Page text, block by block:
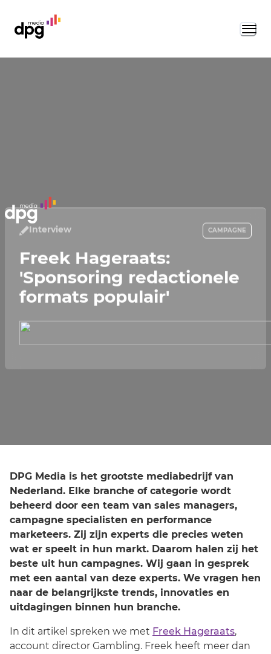
Interview CAMPAGNE
Freek Hageraats:
'Sponsoring redactionele
formats populair'
DPG Media is het grootste mediabedrijf van
Nederland. Elke branche of categorie wordt
beheerd door een team van sales managers,
campagne specialisten en performance
marketeers. Zij zijn experts die precies weten
wat er speelt in hun markt. Daarom halen zij het
beste uit hun campagnes. Wij gaan in gesprek
met een aantal van deze experts. We vragen hen
naar de belangrijkste trends, innovaties en
uitdagingen binnen hun branche.
In dit artikel spreken we met Freek Hageraats,
account director Gambling. Freek heeft meer dan